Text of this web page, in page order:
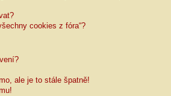
cookies z fóra“?
ale je to stále špatně!